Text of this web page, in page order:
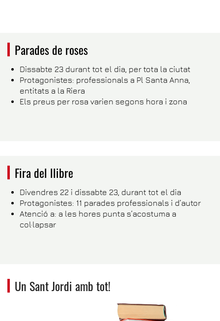
Parades de roses
Dissabte 23 durant tot el dia, per tota la ciutat
Protagonistes: professionals a Pl Santa Anna,
entitats a la Riera
Els preus per rosa varien segons hora i zona
Fira del llibre
Divendres 22 i dissabte 23, durant tot el dia
Protagonistes: 11 parades professionals i d’autor
Atenció a: a les hores punta s’acostuma a
col·lapsar
Un Sant Jordi amb tot!